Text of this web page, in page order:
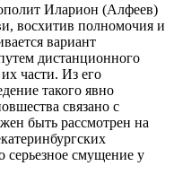
Иларион (Алфеев)
восхитив полномочия и
вариант
дистанционного
части. Из его
такого явно
связано с
быть рассмотрен на
серьезное смущение у